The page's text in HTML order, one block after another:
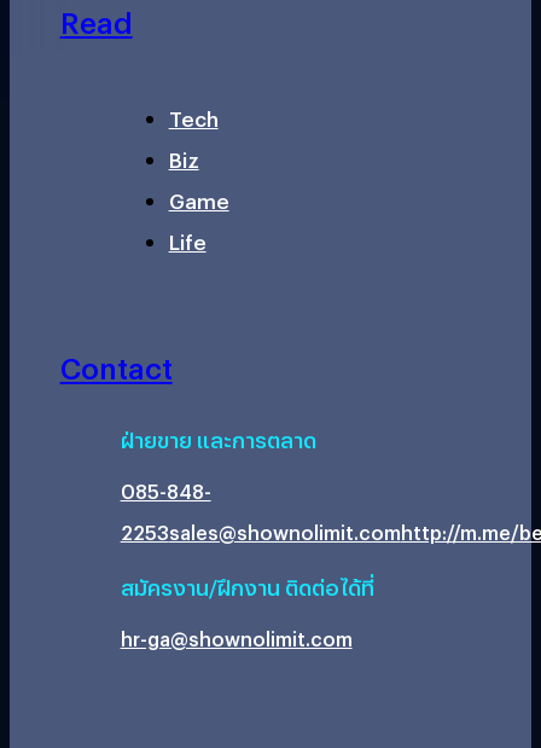
Read
Tech
Biz
Game
Life
Contact
ฝ่ายขาย และการตลาด
085-848-
2253sales@shownolimit.comhttp://m.me/
สมัครงาน/ฝึกงาน ติดต่อได้ที่
hr-ga@shownolimit.com